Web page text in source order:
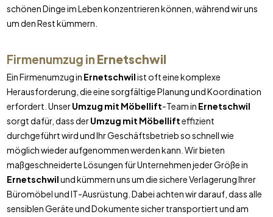
schönen Dinge im Leben konzentrieren können, während wir uns
um den Rest kümmern.
Firmenumzug in Ernetschwil
Ein Firmenumzug in Ernetschwilist oft eine komplexe
Herausforderung, die eine sorgfältige Planung und Koordination
erfordert. UnserUmzug mit Möbellift-Team in Ernetschwil
sorgt dafür, dass derUmzug mit Möbellifteffizient
durchgeführt wird und Ihr Geschäftsbetrieb so schnell wie
möglich wieder aufgenommen werden kann. Wir bieten
maßgeschneiderte Lösungen für Unternehmen jeder Größe in
Ernetschwilund kümmern uns um die sichere Verlagerung Ihrer
Büromöbel und IT-Ausrüstung. Dabei achten wir darauf, dass alle
sensiblen Geräte und Dokumente sicher transportiert und am